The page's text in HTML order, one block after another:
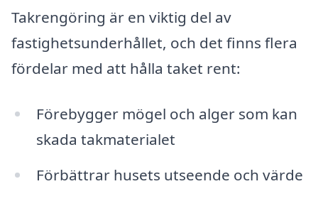
Takrengöring är en viktig del av
fastighetsunderhållet, och det finns flera
fördelar med att hålla taket rent:
Förebygger mögel och alger som kan
skada takmaterialet
Förbättrar husets utseende och värde